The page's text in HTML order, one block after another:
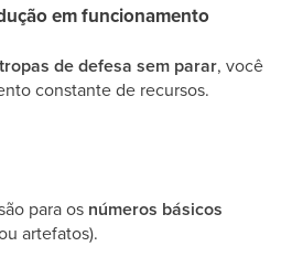
em funcionamento
tropas de defesa sem parar, você
constante de recursos.
para os números básicos
artefatos).